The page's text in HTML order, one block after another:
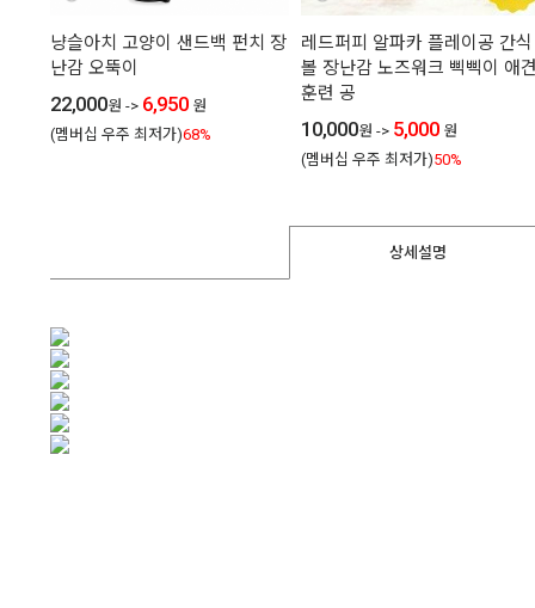
냥슬아치 고양이 샌드백 펀치 장
난감 오뚝이
22,000원 -> 6,950 원
(멤버십 우주 최저가)68%
레드퍼피 알파카 플레이공 간식
볼 장난감 노즈워크 삑삑이 애
훈련 공
10,000원 -> 5,000 원
(멤버십 우주 최저가)50%
상세설명